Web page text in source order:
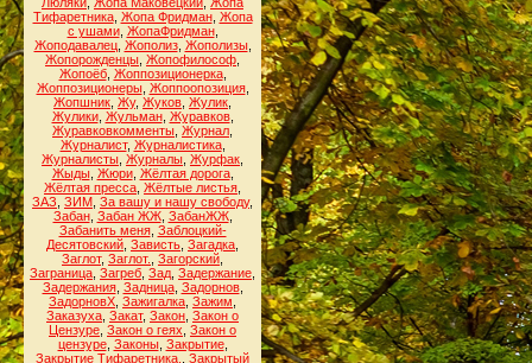
Тифаретника, Жопа Фридман, Жопа
с ушами, ЖопаФридман,
Жоподавалец, Жополиз, Жополизы,
Жопорожденцы Жопофилософ
Жопоёб, Жоппозиционерка,
Жоппозиционеры, Жоппоопозиция,
Жопшник Жу, Жуков Жулик
Жулики, Жульман, Журавков,
Журавковкомменты Журнал
Журналист, Журналистика,
Журналисты Журналы Журфак
Жыды, Жюри, Жёлтая дорога,
Жёлтая пресса Жёлтые листья
ЗАЗ ЗИМ За вашу и нашу свободу,
Забан, Забан ЖЖ, ЗабанЖЖ,
Забанить меня, Заблоцкий-
Десятовский Зависть Загадка
Заглот, Заглот. Загорский
Заграница Загреб Зад Задержание
Задержания, Задница, Задорнов,
ЗадорновХ Зажигалка Зажим
Заказуха Закат, Закон Закон о
Цензуре Закон о геях Закон о
цензуре, Законы, Закрытие,
Закрытие Тифаретника.
Закрытый